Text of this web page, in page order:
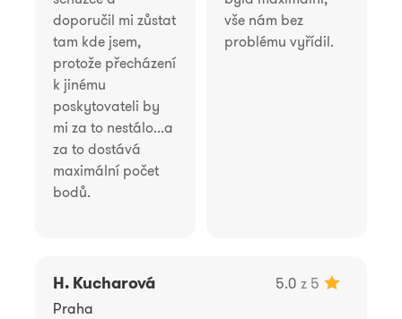
doporučil mi zůstat
tam kde jsem,
protože přecházení
k jinému
poskytovateli by
mi za to nestálo...a
za to dostává
maximální počet
bodů.
vše nám bez
problému vyřídil.
5.0 z 5
H. Kucharová
Praha